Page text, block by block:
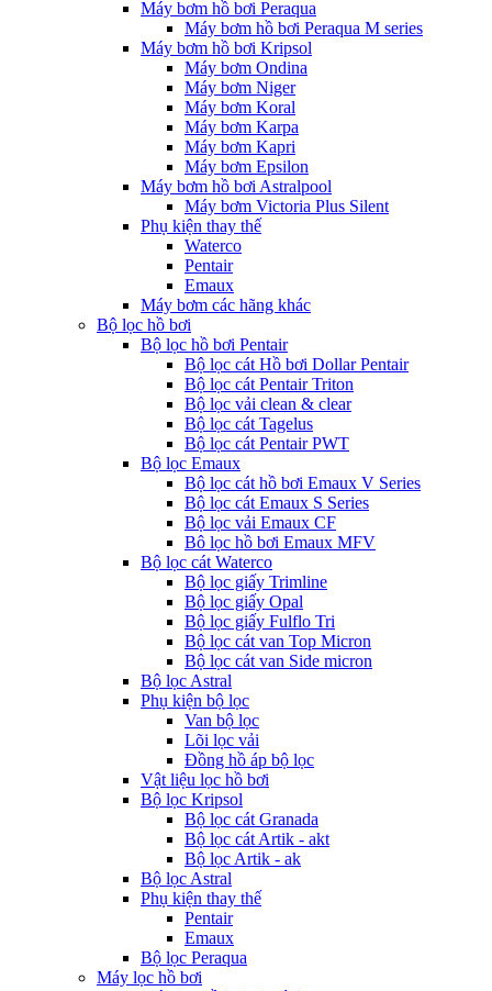
Máy bơm hồ bơi Peraqua
Máy bơm hồ bơi Peraqua M series
Máy bơm hồ bơi Kripsol
Máy bơm Ondina
Máy bơm Niger
Máy bơm Koral
Máy bơm Karpa
Máy bơm Kapri
Máy bơm Epsilon
Máy bơm hồ bơi Astralpool
Máy bơm Victoria Plus Silent
Phụ kiện thay thế
Waterco
Pentair
Emaux
Máy bơm các hãng khác
Bộ lọc hồ bơi
Bộ lọc hồ bơi Pentair
Bộ lọc cát Hồ bơi Dollar Pentair
Bộ lọc cát Pentair Triton
Bộ lọc vải clean & clear
Bộ lọc cát Tagelus
Bộ lọc cát Pentair PWT
Bộ lọc Emaux
Bộ lọc cát hồ bơi Emaux V Series
Bộ lọc cát Emaux S Series
Bộ lọc vải Emaux CF
Bô lọc hồ bơi Emaux MFV
Bộ lọc cát Waterco
Bộ lọc giấy Trimline
Bộ lọc giấy Opal
Bộ lọc giấy Fulflo Tri
Bộ lọc cát van Top Micron
Bộ lọc cát van Side micron
Bộ lọc Astral
Phụ kiện bộ lọc
Van bộ lọc
Lõi lọc vải
Đồng hồ áp bộ lọc
Vật liệu lọc hồ bơi
Bộ lọc Kripsol
Bộ lọc cát Granada
Bộ lọc cát Artik - akt
Bộ lọc Artik - ak
Bộ lọc Astral
Phụ kiện thay thế
Pentair
Emaux
Bộ lọc Peraqua
Máy lọc hồ bơi